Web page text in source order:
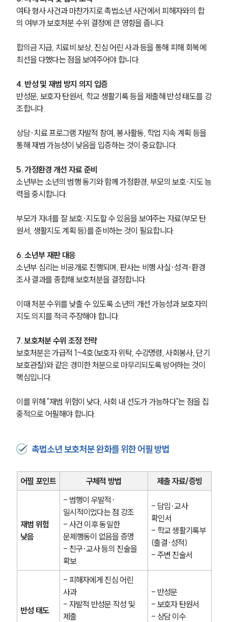
업무분야
학교폭력대응팀 업무
전체
구성원 소개
소식/자료
공지사항
뉴스레터/브로슈어
세미나
대륜법률상담예약
대륜법률상담예약
여타 형사 사건과 마찬가지로 촉법소년 사건에서 피해자와의 합
의 여부가 보호처분 수위 결정에 큰 영향을 줍니다.
합의금 지급, 치료비 보상, 진심 어린 사과 등을 통해 피해 회복에
최선을 다했다는 점을 보여주어야 합니다.
4. 반성 및 재범 방지 의지 입증
반성문, 보호자 탄원서, 학교 생활기록 등을 제출해 반성 태도를 강
조합니다.
상담·치료 프로그램 자발적 참여, 봉사활동, 학업 지속 계획 등을
통해 재범 가능성이 낮음을 입증하는 것이 중요합니다.
5. 가정환경 개선 자료 준비
소년부는 소년의 범행 동기와 함께 가정환경, 부모의 보호·지도 능
력을 중시합니다.
부모가 자녀를 잘 보호·지도할 수 있음을 보여주는 자료(부모 탄
원서, 생활지도 계획 등)를 준비하는 것이 필요합니다.
6. 소년부 재판 대응
소년부 심리는 비공개로 진행되며, 판사는 비행 사실·성격·환경
조사 결과를 종합해 보호처분을 결정합니다.
이때 처분 수위를 낮출 수 있도록 소년의 개선 가능성과 보호자의
지도 의지를 적극 주장해야 합니다.
7. 보호처분 수위 조정 전략
보호처분은 가급적 1~4호(보호자 위탁, 수강명령, 사회봉사, 단기
보호관찰)와 같은 경미한 처분으로 마무리되도록 방어하는 것이
핵심입니다.
이를 위해 "재범 위험이 낮다, 사회 내 선도가 가능하다"는 점을 집
중적으로 어필해야 합니다.
촉법소년 보호처분 완화를 위한 어필 방법
어필 포인트 구체적 방법 제출 자료/증빙
재범 위험
낮음
- 범행이 우발적·
일시적이었다는 점 강조
- 사건 이후 동일한
문제행동이 없음을 증명
- 친구·교사 등의 진술을
확보
- 담임·교사
확인서
- 학교 생활기록부
(출결·성적)
- 주변 진술서
반성 태도
- 피해자에게 진심 어린
사과
- 자발적 반성문 작성 및
제출
- 반성문
- 보호자 탄원서
- 상담 이수